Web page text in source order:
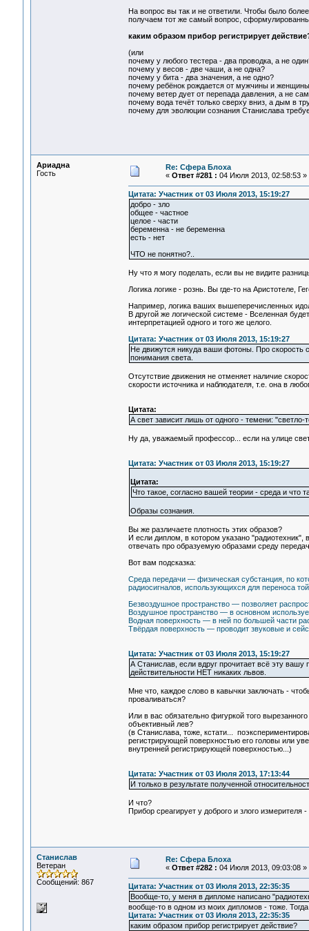
На вопрос вы так и не ответили. Чтобы было
получаем тот же самый вопрос,
каким образом прибор регистрирует
(или
почему у любого тестера - два проводка, а не
почему у весов - две чаши, а не одна?
почему у бита - два значения, а не одно?
почему ребёнок рождается от мужчины и
почему ветер дует от перепада давления, а не
почему вода течёт только сверху вниз, а дым в
почему для эволюции сознания Станислава
Ариадна
Гость
Re: Сфера Блоха
« Ответ #281 : 04 Июля 2013, 02:58:53 »
Цитата: Участник от 03 Июля 2013, 15:19:27
добро - зло
общее - частное
целое - части
беременна - не беременна
есть - нет
ЧТО не понятно?..
Ну что я могу поделать, если вы не видите
Логика логике - рознь. Вы где-то на Аристотеле,
Например, логика ваших вышеперечисленных
В другой же логической системе - Вселенная
интерпретацией одного и того же целого.
Цитата: Участник от 03 Июля 2013, 15:19:27
Не движутся никуда ваши фотоны. Про скорость
понимания света.
Отсутствие движения не отменяет наличие
скорости источника и наблюдателя, т.е. она в
Цитата:
А свет зависит лишь от одного - темени: "светло-
Ну да, уважаемый профессор... если на улице
Цитата: Участник от 03 Июля 2013, 15:19:27
Цитата:
Что такое, согласно вашей теории - среда и что
Образы сознания.
Вы же различаете плотность этих образов?
И если диплом, в котором указано
отвечать про образуемую образами среду
Вот вам подсказка:
Cреда передачи — физическая субстанция, по
радиосигналов, использующихся для переноса
Безвоздушное пространство — позволяет
Воздушное пространство — в основном
Водная поверхность — в ней по большей части
Твёрдая поверхность — проводит звуковые и
Цитата: Участник от 03 Июля 2013, 15:19:27
А Станислав, если вдруг прочитает всё эту
действительности НЕТ никаких львов.
Мне что, каждое слово в кавычки заключать -
проваливаться?
Или в вас обязательно фигуркой того
объективный лев?
(в Станислава, тоже, кстати...
регистрирующей поверхностью его головы или
внутренней регистрирующей поверхностью...)
Цитата: Участник от 03 Июля 2013, 17:13:44
И только в результате полученной
И что?
Прибор среагирует у доброго и злого измерителя
Станислав
Ветеран
Сообщений: 867
Re: Сфера Блоха
« Ответ #282 : 04 Июля 2013, 09:03:08 »
Цитата: Участник от 03 Июля 2013, 22:35:35
Вообще-то, у меня в дипломе написано
вообще-то в одном из моих дипломов - тоже.
Цитата: Участник от 03 Июля 2013, 22:35:35
каким образом прибор регистрирует действие?